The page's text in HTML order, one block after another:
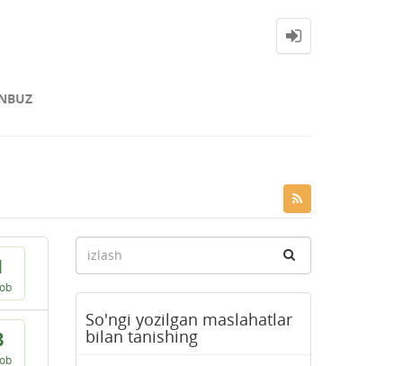
So'ngi yozilgan maslahatlar
bilan tanishing